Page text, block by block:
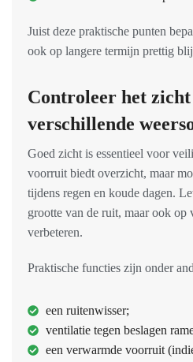
Juist deze praktische punten
ook op langere termijn prettig
Controleer het
verschillende
Goed zicht is essentieel voor
voorruit biedt overzicht, maar
tijdens regen en koude dagen.
grootte van de ruit, maar ook op
verbeteren.
Praktische functies zijn onder
een ruitenwisser;
ventilatie tegen beslagen
een verwarmde voorruit